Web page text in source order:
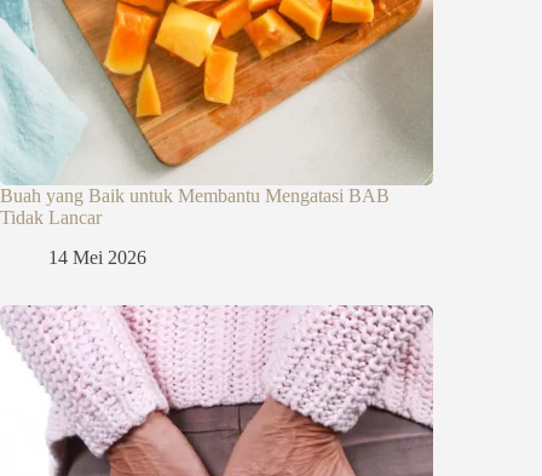
Buah yang Baik untuk Membantu Mengatasi BAB
Tidak Lancar
14 Mei 2026